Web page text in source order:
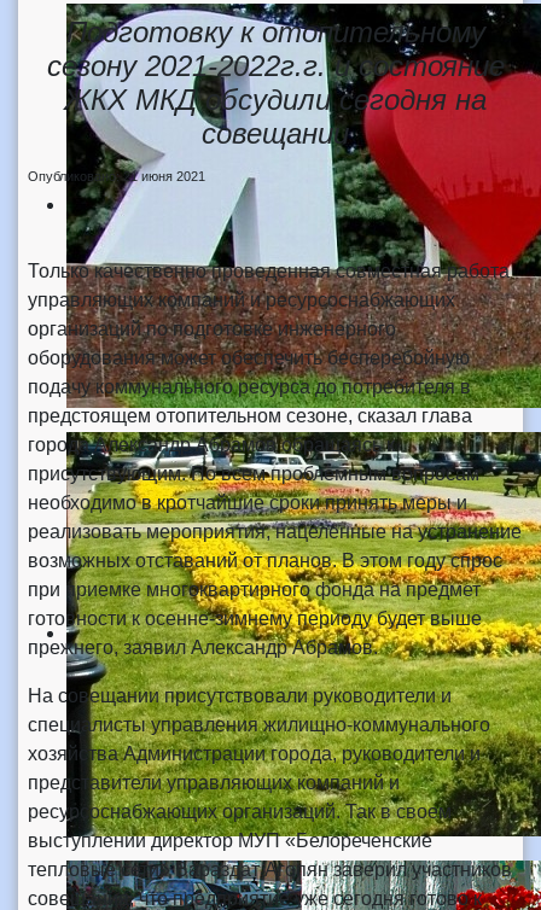
Подготовку к отопительному
сезону 2021-2022г.г. и состояние
ЖКХ МКД обсудили сегодня на
совещании
Опубликовано: 21 июня 2021
Только качественно проведенная совместная работа
управляющих компаний и ресурсоснабжающих
организаций по подготовке инженерного
оборудования может обеспечить бесперебойную
подачу коммунального ресурса до потребителя в
предстоящем отопительном сезоне, сказал глава
города Александр Абрамов обращаясь к
присутствующим. По всем проблемным вопросам
необходимо в кротчайшие сроки принять меры и
реализовать мероприятия, нацеленные на устранение
возможных отставаний от планов. В этом году спрос
при приемке многоквартирного фонда на предмет
готовности к осенне-зимнему периоду будет выше
прежнего, заявил Александр Абрамов.
На совещании присутствовали руководители и
специалисты управления жилищно-коммунального
хозяйства Администрации города, руководители и
представители управляющих компаний и
ресурсоснабжающих организаций. Так в своем
выступлении директор МУП «Белореченские
тепловые сети» Вараздат Агопян заверил участников
совещания, что предприятие уже сегодня готово к